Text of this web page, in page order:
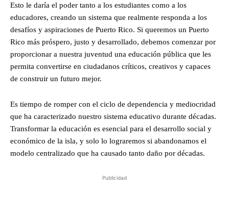
Esto le daría el poder tanto a los estudiantes como a los
educadores, creando un sistema que realmente responda a los
desafíos y aspiraciones de Puerto Rico. Si queremos un Puerto
Rico más próspero, justo y desarrollado, debemos comenzar por
proporcionar a nuestra juventud una educación pública que les
permita convertirse en ciudadanos críticos, creativos y capaces
de construir un futuro mejor.
Es tiempo de romper con el ciclo de dependencia y mediocridad
que ha caracterizado nuestro sistema educativo durante décadas.
Transformar la educación es esencial para el desarrollo social y
económico de la isla, y solo lo lograremos si abandonamos el
modelo centralizado que ha causado tanto daño por décadas.
Publicidad